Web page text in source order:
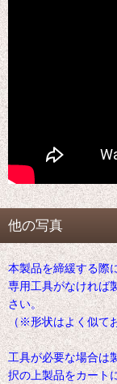
他の写真
本製品を締緩する際
専用工具がなければ
さい。
（※形状はよく似て
工具が必要な場合は
択の上製品をカート